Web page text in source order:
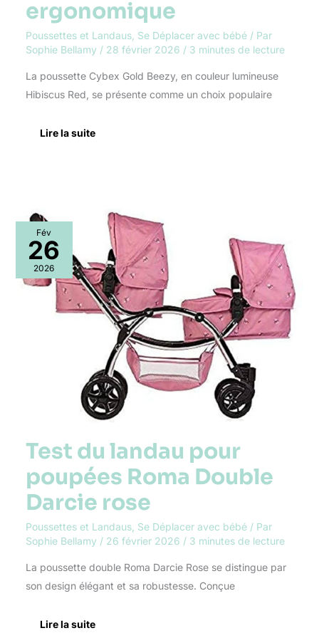
ergonomique
Poussettes et Landaus, Se Déplacer avec bébé/ Par
Sophie Bellamy / 28 février 2026 / 3 minutes de lecture
La poussette Cybex Gold Beezy, en couleur lumineuse
Hibiscus Red, se présente comme un choix populaire
Lire la suite
Fév
26
2026
Test du landau pour
poupées Roma Double
Darcie rose
Poussettes et Landaus, Se Déplacer avec bébé/ Par
Sophie Bellamy / 26 février 2026 / 3 minutes de lecture
La poussette double Roma Darcie Rose se distingue par
son design élégant et sa robustesse. Conçue
Test
du
landau
pour
poupées
Roma
Double
Lire la suite